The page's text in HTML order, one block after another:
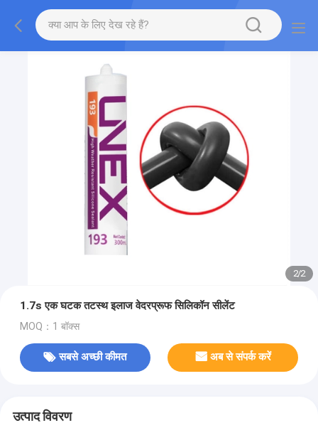
2/2
1.7s एक घटक तटस्थ इलाज वेदरप्रूफ सिलिकॉन सीलेंट
MOQ：1 बॉक्स
सबसे अच्छी कीमत अब से संपर्क करें
उत्पाद विवरण